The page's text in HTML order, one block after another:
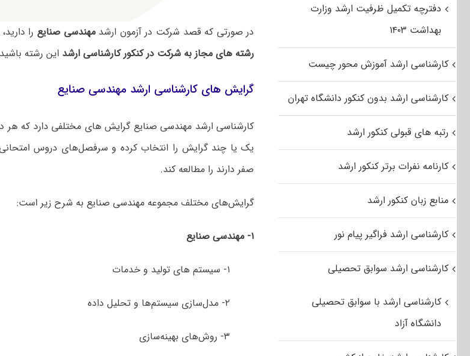
در صورتی که قصد شرکت در آزمون ارشدمهندسی صنایعرا
رشته های مجاز به شرکت در کنکور کارشناسی ارشد این رشته
گرایش های کارشناسی ارشد مهندسی صنایع
کارشناسی ارشد مهندسی صنایع گرایش های مختلفی دارد که هر
یک یا چند گرایش را انتخاب کرده و سرفصل‌های دروس
صفر دارند را مطالعه کند.
گرایش‌های مختلف مجموعه مهندسی صنایع به شرح زیر است:
۱- مهندسی صنایع
۱- سیستم های تولید و خدمات
۲- مدل‌سازی سیستم‌ها و تحلیل داده
۳- روش‌های بهینه‌سازی
دفترچه تکمیل ظرفیت ارشد وزارت
بهداشت ۱۴۰۳
کارشناسی ارشد آموزش محور چیست
کارشناسی ارشد بدون کنکور دانشگاه تهران
رتبه های قبولی کنکور ارشد
کارنامه نفرات برتر کنکور ارشد
منابع زبان کنکور ارشد
کارشناسی ارشد فراگیر پیام نور
کارشناسی ارشد سوابق تحصیلی
کارشناسی ارشد با سوابق تحصیلی
دانشگاه آزاد